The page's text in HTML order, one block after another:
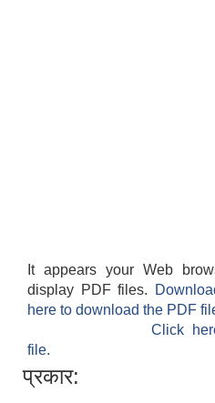
It appears your Web
display PDF files.
here to download the PDF
Click
file.
प्रकार: